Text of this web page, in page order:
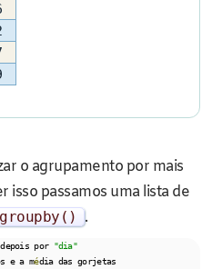
o agrupamento por mais
isso passamos uma lista de
groupby () .
depois por "dia"
e a média das gorjetas